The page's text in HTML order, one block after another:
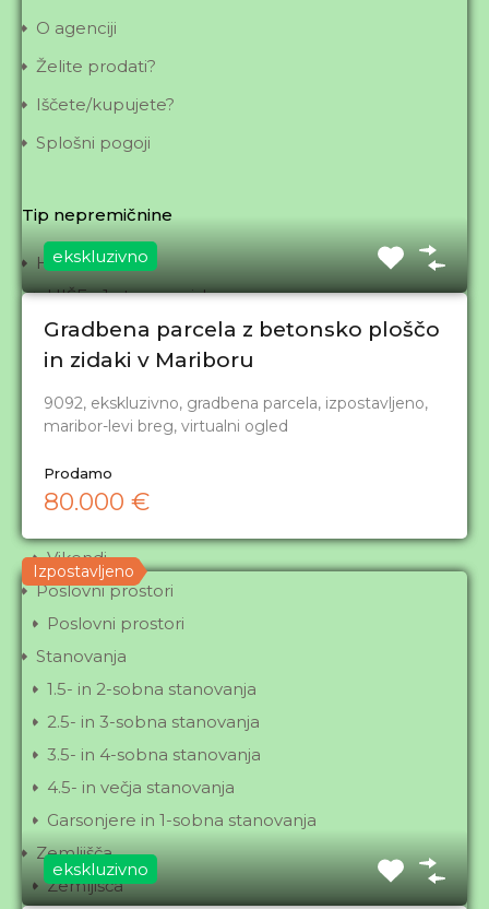
ekskluzivno
Gradbena parcela z betonsko ploščo
in zidaki v Mariboru
9092, ekskluzivno, gradbena parcela, izpostavljeno,
maribor-levi breg, virtualni ogled
Prodamo
80.000 €
Izpostavljeno
ekskluzivno
O agenciji
Želite prodati?
Iščete/kupujete?
Splošni pogoji
Tip nepremičnine
Hiše
HIŠE - 1-stanovanjske
HIŠE - 2-stanovanjske
HIŠE - s poslovnim prostorom
Kmetije
Kmetije
Ostale nepremičnine
Vikendi
Poslovni prostori
Poslovni prostori
Stanovanja
1.5- in 2-sobna stanovanja
2.5- in 3-sobna stanovanja
3.5- in 4-sobna stanovanja
4.5- in večja stanovanja
Garsonjere in 1-sobna stanovanja
Zemljišča
Zemljišča